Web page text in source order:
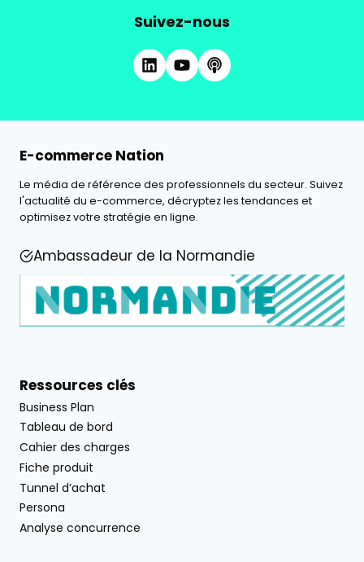
Suivez-nous
E-commerce Nation
Le média de référence des professionnels du secteur. Suivez
l'actualité du e-commerce, décryptez les tendances et
optimisez votre stratégie en ligne.
Ambassadeur de la Normandie
Ressources clés
Business Plan
Tableau de bord
Cahier des charges
Fiche produit
Tunnel d’achat
Persona
Analyse concurrence